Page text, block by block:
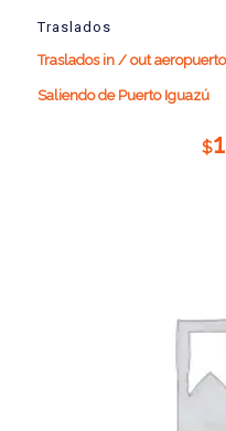
Traslados
Traslados in / out
Saliendo de Puerto Iguazú
$